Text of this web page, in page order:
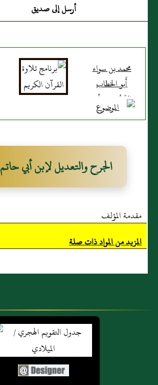
أرسل إلى صديق
محمد بن سواء
أَبو الخطاب
السَّدُوسي رأى
جابر بن زيد
الجرح والتعديل لإبن أبي حاتم
مقدمة المؤلف
المزيد من المواد ذات صلة